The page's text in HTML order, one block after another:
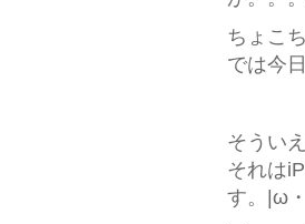
ちょこ
では今
そうい
それは
す。|ω